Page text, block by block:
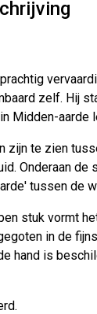
zelf. Hij
Midden-aarde
zijn te zien
Onderaan de
tussen de
stuk vormt
in de
hand is